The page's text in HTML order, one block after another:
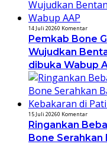
14 Juli 20260 Komentar
Pemkab Bone
Wujudkan
dibuka Wabup
15 Juli 20260 Komentar
Ringankan
Bone Serahkan